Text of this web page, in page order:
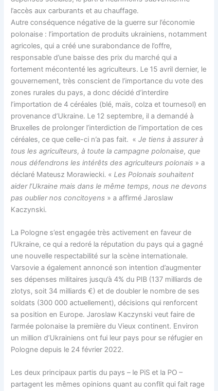
l’accès aux carburants et au chauffage.
Autre conséquence négative de la guerre sur l’économie
polonaise : l’importation de produits ukrainiens, notamment
agricoles, qui a créé une surabondance de l’offre,
responsable d’une baisse des prix du marché qui a
fortement mécontenté les agriculteurs. Le 15 avril dernier, le
gouvernement, très conscient de l’importance du vote des
zones rurales du pays, a donc décidé d’interdire
l’importation de 4 céréales (blé, maïs, colza et tournesol) en
provenance d’Ukraine. Le 12 septembre, il a demandé à
Bruxelles de prolonger l’interdiction de l’importation de ces
céréales, ce que celle-ci n’a pas fait. «Je tiens à assurer à
tous les agriculteurs, à toute la campagne polonaise, que
nous défendrons les intérêts des agriculteurs polonais » a
déclaré Mateusz Morawiecki. « Les Polonais souhaitent
aider l’Ukraine mais dans le même temps, nous ne devons
pas oublier nos concitoyens » a affirmé Jaroslaw
Kaczynski.
La Pologne s’est engagée très activement en faveur de
l’Ukraine, ce qui a redoré la réputation du pays qui a gagné
une nouvelle respectabilité sur la scène internationale.
Varsovie a également annoncé son intention d’augmenter
ses dépenses militaires jusqu’à 4% du PIB (137 milliards de
zlotys, soit 34 milliards €) et de doubler le nombre de ses
soldats (300 000 actuellement), décisions qui renforcent
sa position en Europe. Jaroslaw Kaczynski veut faire de
l’armée polonaise la première du Vieux continent. Environ
un million d’Ukrainiens ont fui leur pays pour se réfugier en
Pologne depuis le 24 février 2022.
Les deux principaux partis du pays – le PiS et la PO –
partagent les mêmes opinions quant au conflit qui fait rage